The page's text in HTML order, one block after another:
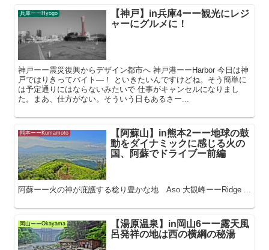
兵庫ーーHyogo
【神戸】in兵庫4ーー観光にレジ
ャーにグルメに！
神戸ーー震災復興からデザイン都市へ 神戸港ーーHarbor 今日は神
戸ではりきってバイト―！ といきたいんですけどね。そう簡単に
は予定通りにはならないみたいで 仕事がキャンセルになりまし
た。まあ、仕方がない。そういう日もあるさー...
熊本ーーKumamoto
【阿蘇山】in熊本2ーー地球の鼓
動をダイナミックに感じる火の
国、阿蘇でドライブー前編
阿蘇ーー火の神が庇護する稔り豊かな地 Aso 大観峰ーーRidge ...
岡山ーーOkayama
【湯原温泉】in岡山6ーー露天風
呂発祥の地は西の横綱の秘湯